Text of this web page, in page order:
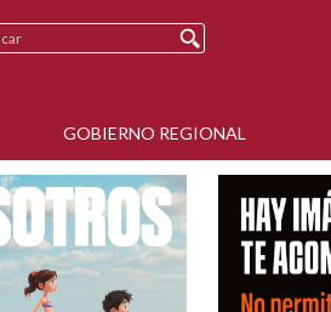
GOBIERNO REGIONAL